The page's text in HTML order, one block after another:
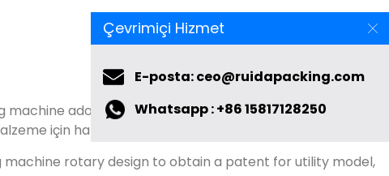
machine adopts the new type of pneumatic filling
için hangisi daha iyidir.
machine rotary design to obtain a patent for utility model,
Çevrimiçi Hizmet
E-posta: ceo@ruidapacking.com
Whatsapp : +86 15817128250